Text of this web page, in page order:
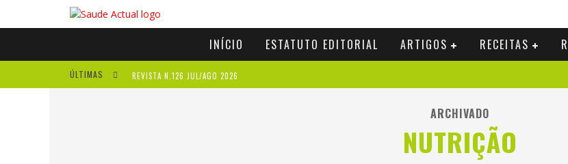
INÍCIO ESTATUTO EDITORIAL ARTIGOS RECEITAS
ÚLTIMAS REVISTA N.126 JUL/AGO 2026
ARCHIVADO
NUTRIÇÃO